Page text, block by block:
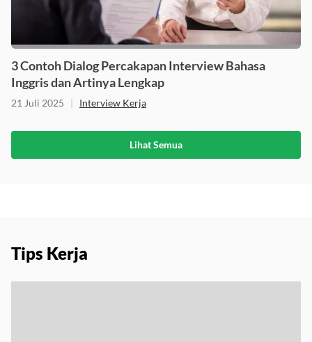
3 Contoh Dialog Percakapan Interview Bahasa
Inggris dan Artinya Lengkap
21 Juli 2025 | Interview Kerja
Lihat Semua
Tips Kerja